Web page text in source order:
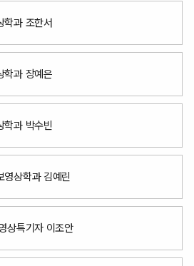
학과 조한서
학과 장예은
과 박수빈
상학과 김예린
상특기자 이조안